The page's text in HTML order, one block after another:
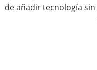
de añadir tecnología